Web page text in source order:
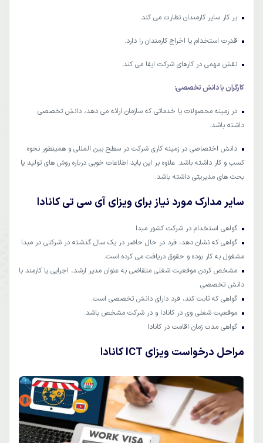
بر کار سایر کارمندان نظارت می کند.
قدرت استخدام یا اخراج کارمندان را دارد.
نقش مهمی در کارهای شرکت ایفا می کند.
کارگران با دانش تخصصی:
در زمینه محصولات یا خدماتی که سازمان ارائه می دهد، دانش تخصصی
داشته باشد.
دانش اختصاصی در زمینه کاری شرکت در سطح بین المللی و همینطور نحوه
کسب و کار داشته باشد. علاوه بر این باید اطلاعات خوبی درباره روش های تولید یا
بحث های مدیریتی داشته باشد.
سایر مدارک مورد نیاز برای ویزای آی سی تی کانادا
گواهی استخدام در شرکت کشور مبدا
گواهی که نشان دهد، فرد در حال حاضر در یک سال گذشته در شرکتی در مبدا
مشغول به کار بوده و حقوق دریافت می کرده است.
مشخص کردن موقعیت شغلی متقاضی به عنوان مدیر ارشد، اجرایی یا کارمند با
دانش تخصصی
گواهی که ثابت کند، فرد دارای دانش تخصصی است.
موقعیت شغلی وی در کانادا و در شرکت مشخص باشد.
گواهی مدت زمان اقامت در کانادا
مراحل درخواست ویزای ICT کانادا